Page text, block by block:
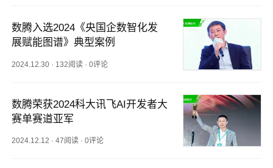
数腾入选2024《央国企数智化发
展赋能图谱》典型案例
2024.12.30 · 132阅读 ·0评论
数腾荣获2024科大讯飞AI开发者大
赛单赛道亚军
2024.12.12 ·47阅读 ·0评论